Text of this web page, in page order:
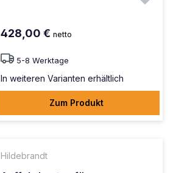
428,00 €netto
5-8 Werktage
In weiteren Varianten erhältlich
Zum Produkt
Hildebrandt